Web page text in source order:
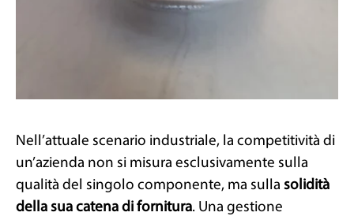
Nell’attuale scenario industriale, la competitività di
un’azienda non si misura esclusivamente sulla
qualità del singolo componente, ma sulla solidità
della sua catena di fornitura. Una gestione